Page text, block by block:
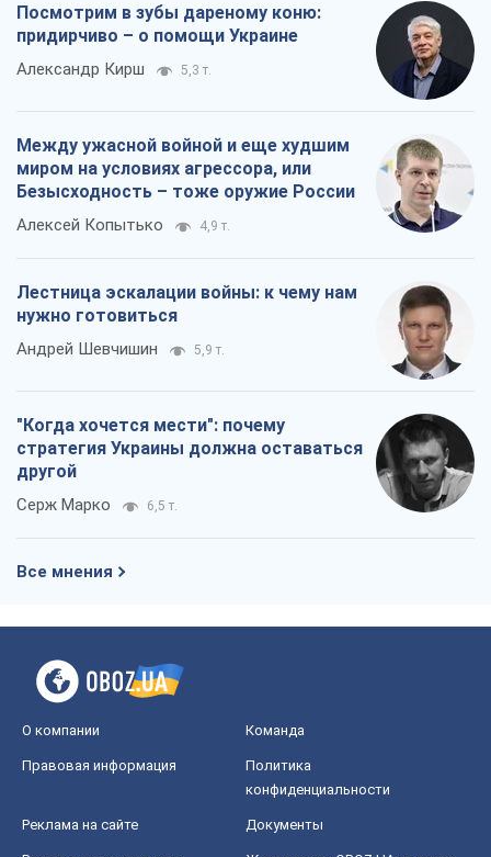
Посмотрим в зубы дареному коню:
придирчиво – о помощи Украине
Александр Кирш 5,3 т.
Между ужасной войной и еще худшим
миром на условиях агрессора, или
Безысходность – тоже оружие России
Алексей Копытько 4,9 т.
Лестница эскалации войны: к чему нам
нужно готовиться
Андрей Шевчишин 5,9 т.
"Когда хочется мести": почему
стратегия Украины должна оставаться
другой
Серж Марко 6,5 т.
Все мнения
О компании Команда
Правовая информация
Политика
конфиденциальности
Реклама на сайте Документы